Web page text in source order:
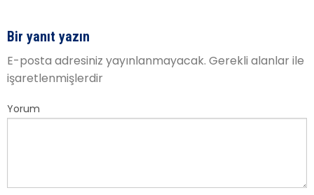
Bir yanıt yazın
E-posta adresiniz yayınlanmayacak. Gerekli alanlar ile
işaretlenmişlerdir
Yorum